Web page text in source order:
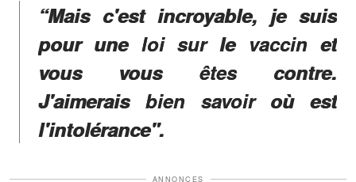
“Mais c'est incroyable, je suis
pour une loi sur le vaccin et
vous vous êtes contre.
J'aimerais bien savoir où est
l'intolérance".
ANNONCES